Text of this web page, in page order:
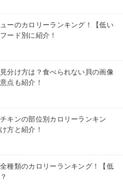
ーのカロリーランキング！【低い
ード別に紹介！
分け方は？食べられない貝の画像
点も紹介！
キンの部位別カロリーランキン
方と紹介！
種類のカロリーランキング！【低